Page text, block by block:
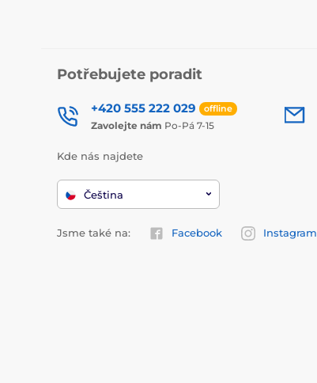
Potřebujete poradit
+420 555 222 029 offline
Zavolejte nám Po-Pá 7-15
Kde nás najdete
Čeština
Jsme také na: Facebook Instagram